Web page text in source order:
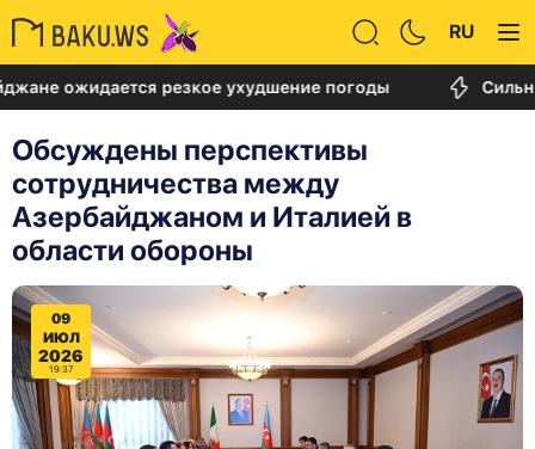
RU
резкое ухудшение погоды Сильный
Обсуждены перспективы
сотрудничества между
Азербайджаном и Италией в
области обороны
09
ИЮЛ
2026
19:37